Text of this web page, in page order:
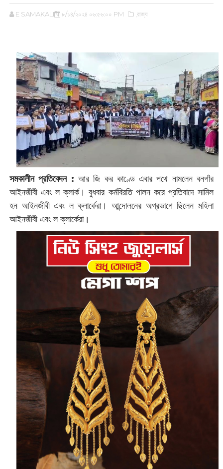
E SAMAKALIN ৮/১৪/২০২৪ ০৬:৫৬:০০ PM ,রাজ্য
সমকালীন প্রতিবেদন : ‌আর জি কর কাণ্ডে এবার পথে নামলেন বনগাঁর
আইনজীবী এবং ল ক্লার্ক। বুধবার কর্মবিরতি পালন করে প্রতিবাদে সামিল
হন আইনজীবী এবং ল ক্লার্কেরা। আন্দোলনের অগ্রভাগে ছিলেন মহিলা
আইনজীবী এবং ল ক্লার্কেরা।